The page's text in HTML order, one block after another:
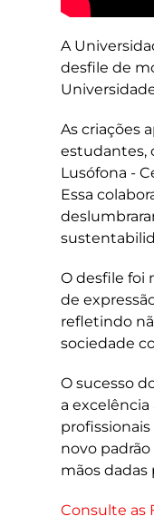
A
desfile de
As criações
estudantes,
Lusófona -
Essa
O desfile foi
de
refletindo
sociedade
O sucesso
a
novo
mãos
Consulte as